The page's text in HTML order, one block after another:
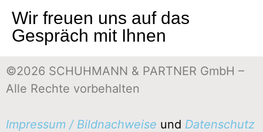
Wir freuen uns auf das
Gespräch mit Ihnen
©2026 SCHUHMANN & PARTNER GmbH –
Alle Rechte vorbehalten
Impressum / Bildnachweise und Datenschutz